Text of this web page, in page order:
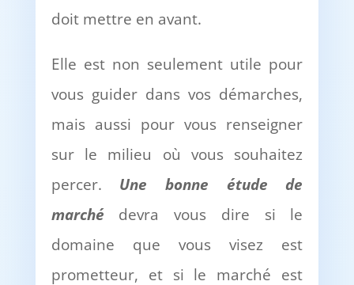
doit mettre en avant.
Elle est non seulement utile pour
vous guider dans vos démarches,
mais aussi pour vous renseigner
sur le milieu où vous souhaitez
percer. Une bonne étude de
marché devra vous dire si le
domaine que vous visez est
prometteur, et si le marché est